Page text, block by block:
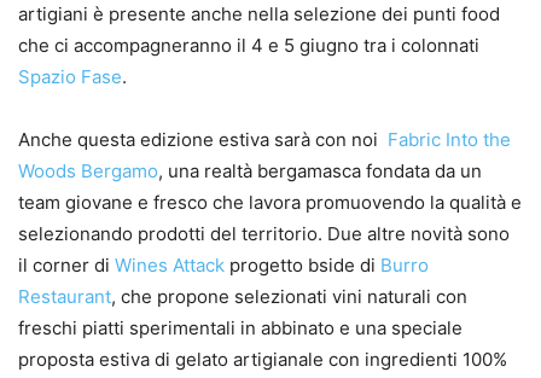
artigiani è presente anche nella selezione dei punti food
che ci accompagneranno il 4 e 5 giugno tra i colonnati
Spazio Fase.
Anche questa edizione estiva sarà con noi Fabric Into the
Woods Bergamo, una realtà bergamasca fondata da un
team giovane e fresco che lavora promuovendo la qualità e
selezionando prodotti del territorio. Due altre novità sono
il corner di Wines Attack progetto bside di Burro
Restaurant, che propone selezionati vini naturali con
freschi piatti sperimentali in abbinato e una speciale
proposta estiva di gelato artigianale con ingredienti 100%